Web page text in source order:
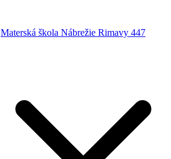
Materská škola Nábrežie Rimavy 447